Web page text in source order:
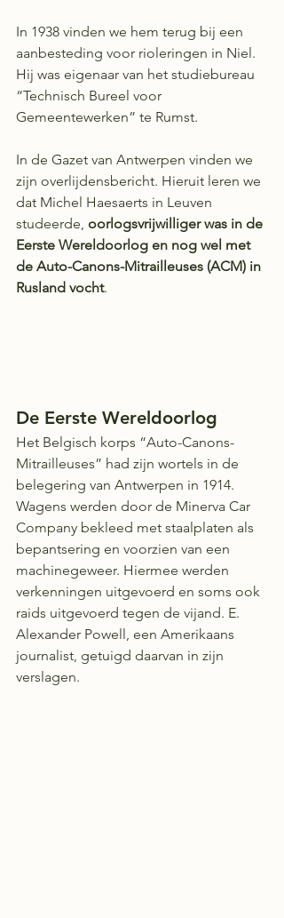
In 1938 vinden we hem terug bij een
aanbesteding voor rioleringen in Niel.
Hij was eigenaar van het studiebureau
“Technisch Bureel voor
Gemeentewerken” te Rumst.
In de Gazet van Antwerpen vinden we
zijn overlijdensbericht. Hieruit leren we
dat Michel Haesaerts in Leuven
studeerde, oorlogsvrijwilliger was in de
Eerste Wereldoorlog en nog wel met
de Auto-Canons-Mitrailleuses (ACM) in
Rusland vocht.
De Eerste Wereldoorlog
Het Belgisch korps “Auto-Canons-
Mitrailleuses” had zijn wortels in de
belegering van Antwerpen in 1914.
Wagens werden door de Minerva Car
Company bekleed met staalplaten als
bepantsering en voorzien van een
machinegeweer. Hiermee werden
verkenningen uitgevoerd en soms ook
raids uitgevoerd tegen de vijand. E.
Alexander Powell, een Amerikaans
journalist, getuigd daarvan in zijn
verslagen.